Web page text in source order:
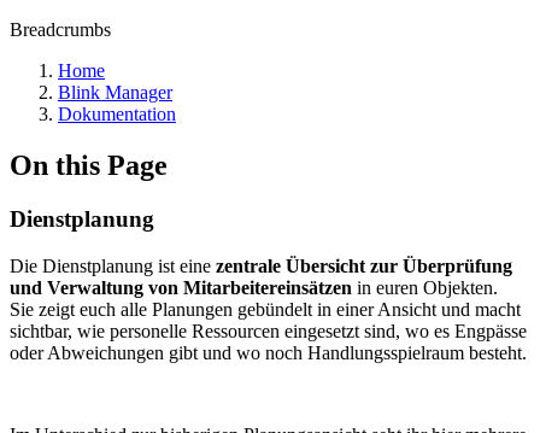
Breadcrumbs
Home
Blink Manager
Dokumentation
On this Page
Dienstplanung
Die Dienstplanung ist eine zentrale Übersicht zur Überprüfung
und Verwaltung von Mitarbeitereinsätzen in euren Objekten.
Sie zeigt euch alle Planungen gebündelt in einer Ansicht und macht
sichtbar, wie personelle Ressourcen eingesetzt sind, wo es Engpässe
oder Abweichungen gibt und wo noch Handlungsspielraum besteht.